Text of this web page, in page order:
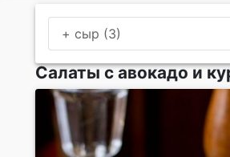
+ сыр (3)
Салаты с авокадо и